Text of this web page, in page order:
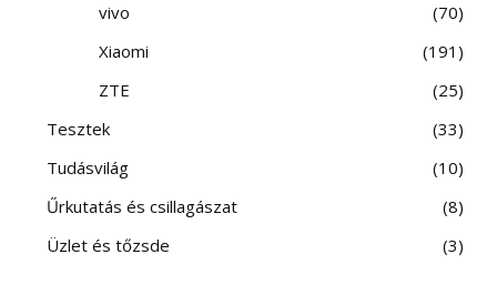
vivo
70
Xiaomi
191
ZTE
25
Tesztek
33
Tudásvilág
10
Űrkutatás és csillagászat
8
Üzlet és tőzsde
3